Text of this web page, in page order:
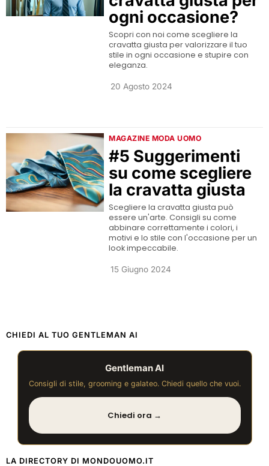
ogni occasione?
Scopri con noi come scegliere la
cravatta giusta per valorizzare il tuo
stile in ogni occasione e stupire con
eleganza.
20 Agosto 2024
MAGAZINE MODA UOMO
#5 Suggerimenti
su come scegliere
la cravatta giusta
Scegliere la cravatta giusta può
essere un'arte. Consigli su come
abbinare correttamente i colori, i
motivi e lo stile con l'occasione per un
look impeccabile.
15 Giugno 2024
CHIEDI AL TUO GENTLEMAN AI
Gentleman AI
Consigli di stile, grooming e galateo. Chiedi quello che vuoi.
Chiedi ora →
LA DIRECTORY DI MONDOUOMO.IT